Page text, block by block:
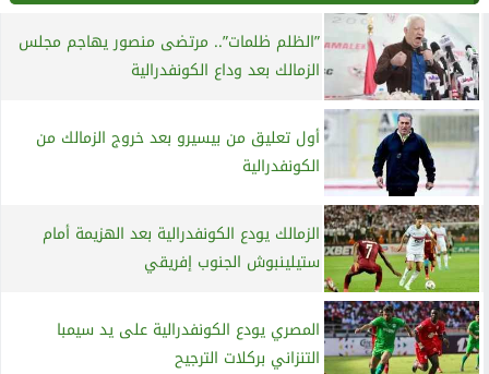
”الظلم ظلمات”.. مرتضى منصور يهاجم مجلس
الزمالك بعد وداع الكونفدرالية
أول تعليق من بيسيرو بعد خروج الزمالك من
الكونفدرالية
الزمالك يودع الكونفدرالية بعد الهزيمة أمام
ستيلينبوش الجنوب إفريقي
المصري يودع الكونفدرالية على يد سيمبا
التنزاني بركلات الترجيح